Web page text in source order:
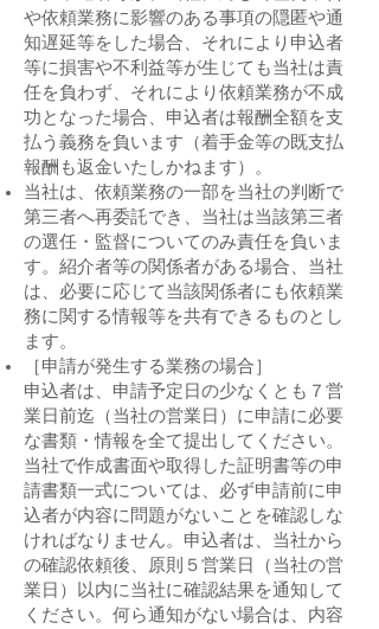
や依頼業務に影響のある事項の隠匿や通
知遅延等をした場合、それにより申込者
等に損害や不利益等が生じても当社は責
任を負わず、それにより依頼業務が不成
功となった場合、申込者は報酬全額を支
払う義務を負います（着手金等の既支払
報酬も返金いたしかねます）。
当社は、依頼業務の一部を当社の判断で
第三者へ再委託でき、当社は当該第三者
の選任・監督についてのみ責任を負いま
す。紹介者等の関係者がある場合、当社
は、必要に応じて当該関係者にも依頼業
務に関する情報等を共有できるものとし
ます。​
［申請が発生する業務の場合］
申込者は、申請予定日の少なくとも７営
業日前迄（当社の営業日）に申請に必要
な書類・情報を全て提出してください。
当社で作成書面や取得した証明書等の申
請書類一式については、必ず申請前に申
込者が内容に問題がないことを確認しな
ければなりません。申込者は、当社から
の確認依頼後、原則５営業日（当社の営
業日）以内に当社に確認結果を通知して
ください。何ら通知がない場合は、内容